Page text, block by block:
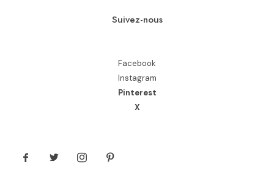
Suivez-nous
Facebook
Instagram
Pinterest
X